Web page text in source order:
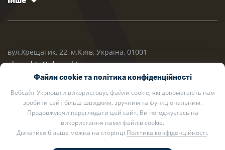
вул.Хрещатик, 22, м.Київ, Україна, 01001
ukrposhta@ukrposhta.ua
Файли cookie та політика конфіденційності
Вебсайт Укрпошти використовує файли cookie, які допомагають нам
зробити сайт більш швидким, зручним та функціональним.
Продовжуючи переглядати цей сайт, Ви погоджуєтесь на
використання нами файлів cookie.
Дізнатися більше можна на сторінці Політика конфіденційності.